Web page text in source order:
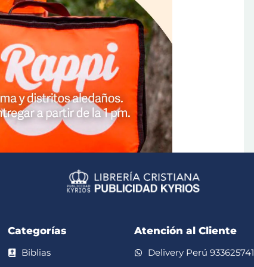
Categorías
Biblias
Atención al Cliente
Delivery Perú 933625741